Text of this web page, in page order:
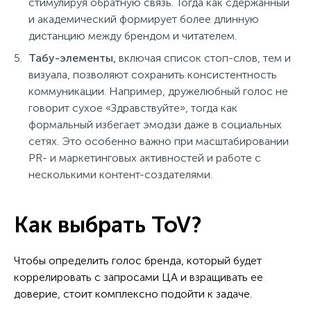
и академический формирует более длинную
дистанцию между брендом и читателем.
Табу-элементы, включая список стоп-слов, тем и
визуала, позволяют сохранить консистентность
коммуникации. Например, дружелюбный голос не
говорит сухое «Здравствуйте», тогда как
формальный избегает эмодзи даже в социальных
сетях. Это особенно важно при масштабировании
PR- и маркетинговых активностей и работе с
несколькими контент-создателями.
Как выбрать ToV?
Чтобы определить голос бренда, который будет
коррелировать с запросами ЦА и взращивать ее
доверие, стоит комплексно подойти к задаче.